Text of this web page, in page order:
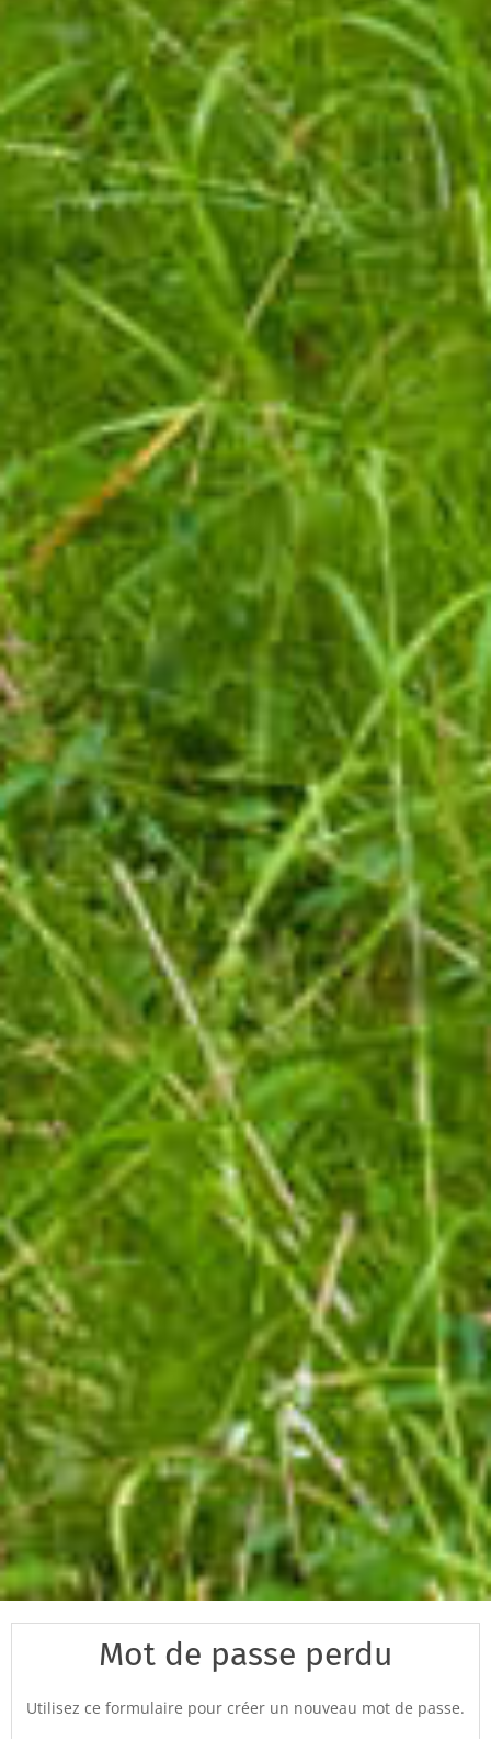
Mot de passe perdu
Utilisez ce formulaire pour créer un nouveau mot de passe.